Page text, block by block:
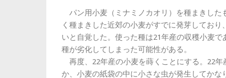
パン用小麦（ミナミノカオリ）を種まきした
く種まきした近郊の小麦がすでに発芽してお
いと自覚した。使った種は21年産の収穫小麦
種が劣化してしまった可能性がある。
再度、22年産の小麦を蒔くことにする。22
か、小麦の紙袋の中に小さな虫が発生してか